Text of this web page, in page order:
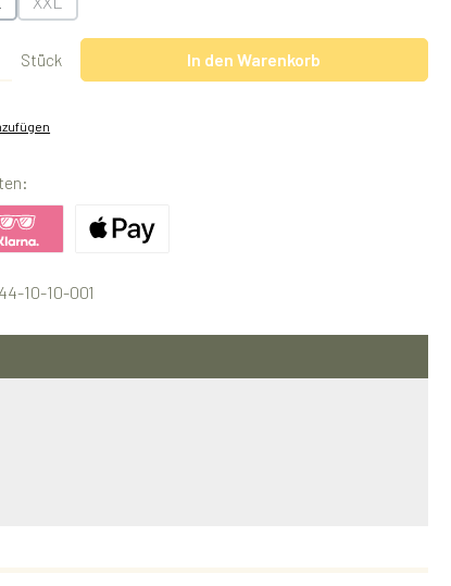
(Diese Option ist zurzeit nicht verfügbar.)
gewünschten Wert ein oder benutze die Schaltflächen um die
Stück In den Warenkorb
10-10-001